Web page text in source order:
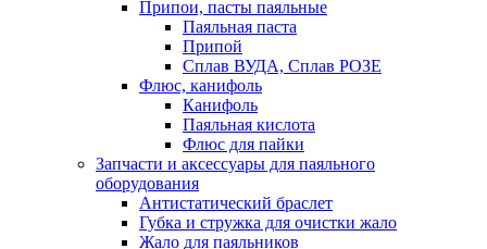
Припои, пасты паяльные
Паяльная паста
Припой
Сплав ВУДА, Сплав РОЗЕ
Флюс, канифоль
Канифоль
Паяльная кислота
Флюс для пайки
Запчасти и аксессуары для паяльного
оборудования
Антистатический браслет
Губка и стружка для очистки жало
Жало для паяльников